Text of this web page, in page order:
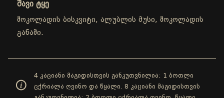
შავი ტყე
შოკოლადის ბისკვიტი, ალუბლის მუსი, შოკოლადის
განაში.
4 კაციანი მაგიდისთვის განკუთვნილია: 1 ბოთლი
ცქრიალა ღვინო და წყალი. 8 კაციანი მაგიდისთვის